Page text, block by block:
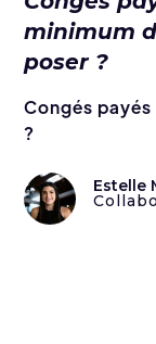
minimum
poser ?
Congés
?
Estelle